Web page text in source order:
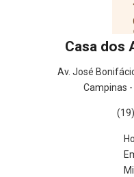
Casa dos
Av. José
Campinas -